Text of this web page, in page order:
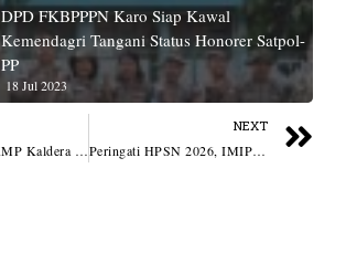
DPD FKBPPPN Karo Siap Kawal
Kemendagri Tangani Status Honorer Satpol-
PP
18 Jul 2023
Kapten Kapal KMP Kaldera Toba Tewas Diduga Bunuh Diri
NEXT
Peringati HPSN 2026, IMIP Perkuat Kolaborasi Pengelolaan Sampah